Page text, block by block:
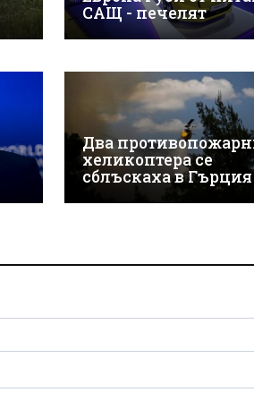
САЩ - печелят
Два
хеликоптера се
сблъскаха в Гърция